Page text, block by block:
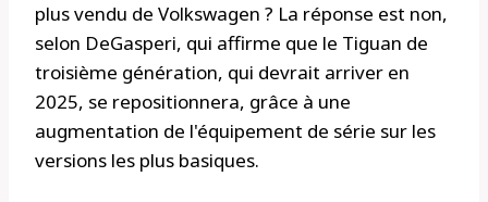
plus vendu de Volkswagen ? La réponse est non,
selon DeGasperi, qui affirme que le Tiguan de
troisième génération, qui devrait arriver en
2025, se repositionnera, grâce à une
augmentation de l'équipement de série sur les
versions les plus basiques.